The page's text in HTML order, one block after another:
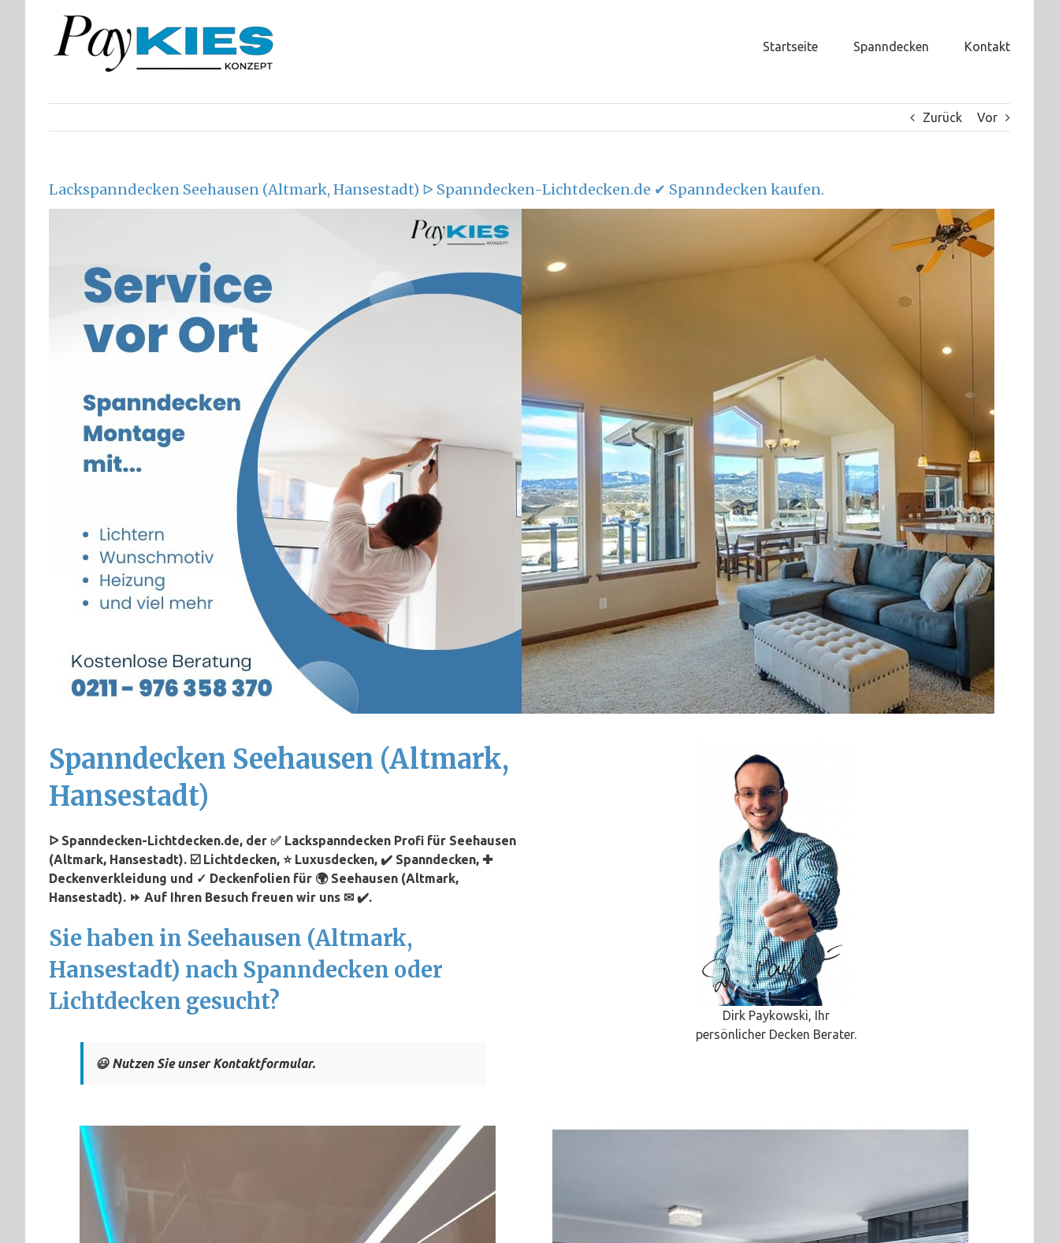
Startseite Spanndecken Kontakt
Zurück Vor
Lackspanndecken Seehausen (Altmark, Hansestadt) ᐅ Spanndecken-Lichtdecken.de ✔ Spanndecken kaufen.
Spanndecken Seehausen (Altmark,
Hansestadt)
ᐅ Spanndecken-Lichtdecken.de, der ✅ Lackspanndecken Profi für Seehausen
(Altmark, Hansestadt). ☑️ Lichtdecken, ⭐ Luxusdecken, ✔️ Spanndecken, ✚
Deckenverkleidung und ✓ Deckenfolien für 🌍 Seehausen (Altmark,
Hansestadt). ⏩ Auf Ihren Besuch freuen wir uns ✉ ✔️.
Sie haben in Seehausen (Altmark,
Hansestadt) nach Spanndecken oder
Lichtdecken gesucht?
😃 Nutzen Sie unser Kontaktformular.
Dirk Paykowski, Ihr
persönlicher Decken Berater.